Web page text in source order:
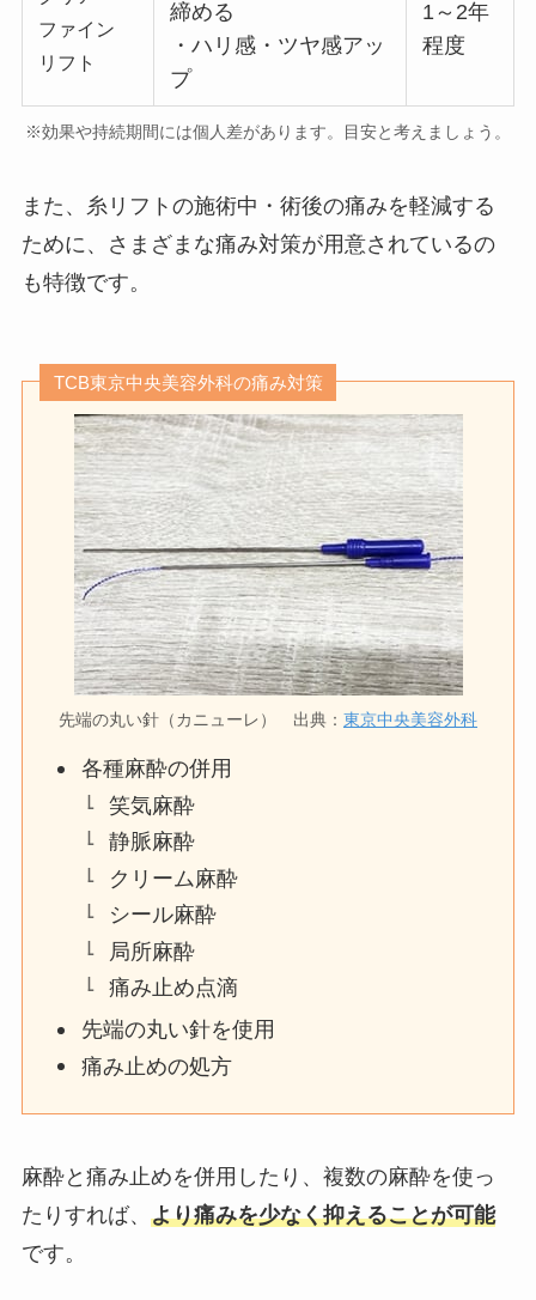
ファイン
リフト
締める
・ハリ感・ツヤ感アッ
プ
1～2年
程度
※効果や持続期間には個人差があります。目安と考えましょう。
また、糸リフトの施術中・術後の痛みを軽減する
ために、さまざまな痛み対策が用意されているの
も特徴です。
TCB東京中央美容外科の痛み対策
先端の丸い針（カニューレ） 出典： 東京中央美容外科
各種麻酔の併用
笑気麻酔
静脈麻酔
クリーム麻酔
シール麻酔
局所麻酔
痛み止め点滴
先端の丸い針を使用
痛み止めの処方
麻酔と痛み止めを併用したり、複数の麻酔を使っ
たりすれば、 より痛みを少なく抑えることが可能
です。